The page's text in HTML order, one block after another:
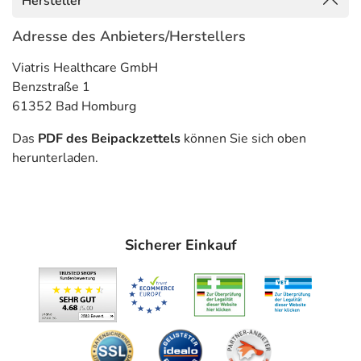
Immer:
- Überempfindlichkeit gegen die Inhaltsstoffe
Unter Umständen - sprechen Sie hierzu mit Ihrem Arzt
oder Apotheker:
- Geschwüre im Verdauungstrakt
- Pulsbeschleunigung
- Herzrhythmusstörungen
- Koronare Herzkrankheit (Durchblutungsstörungen des
Herzmuskels)
- Herzinfarkt in der Vorgeschichte
- Neigung zu Krampfanfällen
Adresse des Anbieters/Herstellers
Viatris Healthcare GmbH
Benzstraße 1
61352 Bad Homburg
Das PDF des Beipackzettels können Sie sich oben
herunterladen.
Sicherer Einkauf